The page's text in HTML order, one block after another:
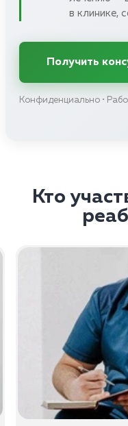
в клинике,
Получить
Конфиденциально •
Кто